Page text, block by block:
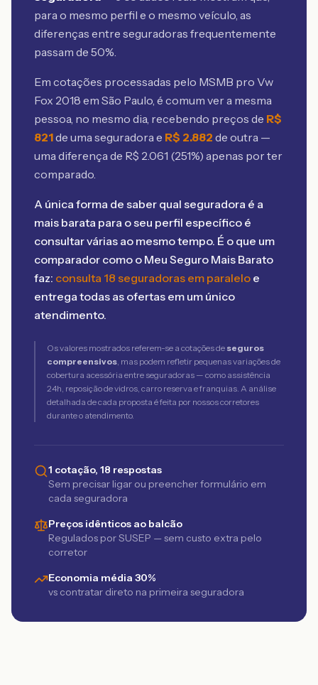
para o mesmo perfil e o mesmo veículo, as
diferenças entre seguradoras frequentemente
passam de 50%.
Em cotações processadas pelo MSMB pro Vw
Fox 2018 em São Paulo, é comum ver a mesma
pessoa, no mesmo dia, recebendo preços de R$
821de uma seguradora e R$ 2.882 de outra —
uma diferença de R$ 2.061 (251%) apenas por ter
comparado.
A única forma de saber qual seguradora é a
mais barata para o seu perfil específico é
consultar várias ao mesmo tempo. É o que um
comparador como o Meu Seguro Mais Barato
faz: consulta 18 seguradoras em paralelo e
entrega todas as ofertas em um único
atendimento.
Os valores mostrados referem-se a cotações de seguros
compreensivos, mas podem refletir pequenas variações de
cobertura acessória entre seguradoras — como assistência
24h, reposição de vidros, carro reserva e franquias. A análise
detalhada de cada proposta é feita por nossos corretores
durante o atendimento.
1 cotação, 18 respostas
Sem precisar ligar ou preencher formulário em
cada seguradora
Preços idênticos ao balcão
Regulados por SUSEP — sem custo extra pelo
corretor
Economia média 30%
vs contratar direto na primeira seguradora